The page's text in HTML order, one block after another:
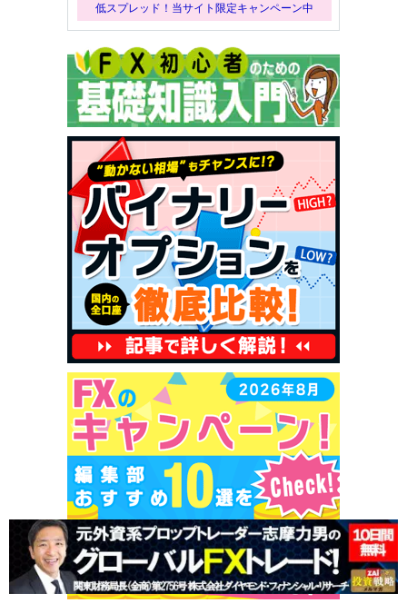
低スプレッド！当サイト限定キャンペーン中